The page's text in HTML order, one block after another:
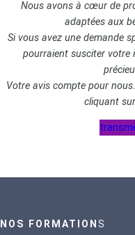
Nous avons à cœur de
adaptées aux
Si vous avez une demande
pourraient susciter votre
Votre avis compte pour
cliquant
NOS FORMATION S